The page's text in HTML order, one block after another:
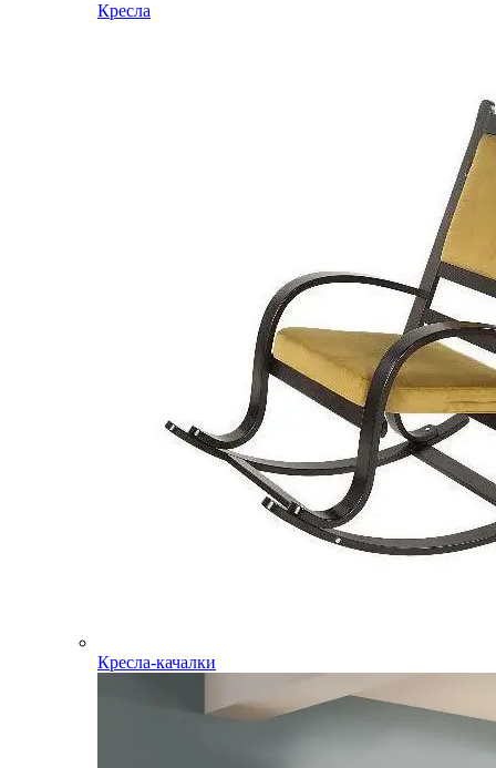
Кресла
Кресла-качалки